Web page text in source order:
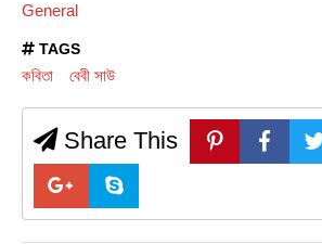
General
TAGS
কবিতা বেবী সাউ
Share This